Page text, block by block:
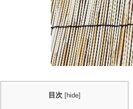
目次 [hide]